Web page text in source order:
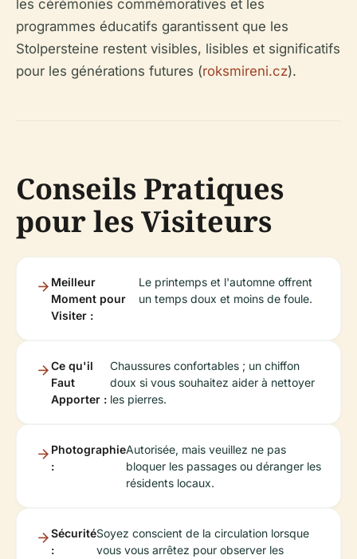
les cérémonies commémoratives et les
programmes éducatifs garantissent que les
Stolpersteine restent visibles, lisibles et significatifs
pour les générations futures (roksmireni.cz).
Conseils Pratiques
pour les Visiteurs
Meilleur
Moment pour
Visiter :
Le printemps et l'automne offrent
un temps doux et moins de foule.
Ce qu'il
Faut
Apporter :
Chaussures confortables ; un chiffon
doux si vous souhaitez aider à nettoyer
les pierres.
Photographie
:
Autorisée, mais veuillez ne pas
bloquer les passages ou déranger les
résidents locaux.
Sécurité
:
Soyez conscient de la circulation lorsque
vous vous arrêtez pour observer les